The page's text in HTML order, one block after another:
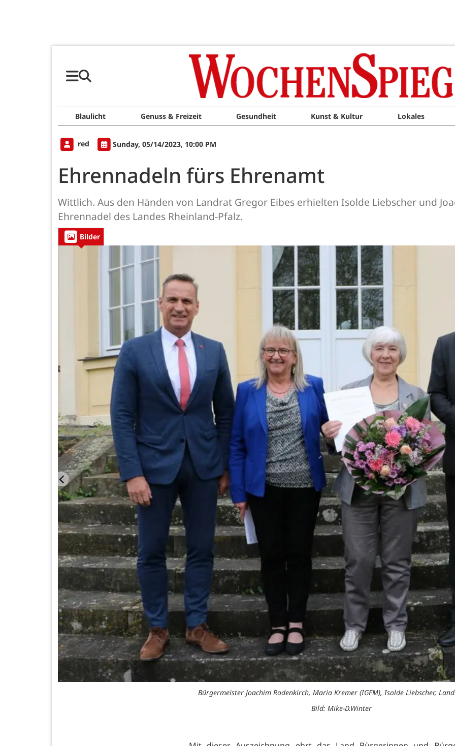
Blaulicht Genuss & Freizeit Gesundheit Kunst & Kultur Lokales
red Sunday, 05/14/2023, 10:00 PM
Ehrennadeln fürs Ehrenamt
Wittlich. Aus den Händen von Landrat Gregor Eibes erhielten Isolde Liebscher und
Ehrennadel des Landes Rheinland-Pfalz.
Bilder
Bürgermeister Joachim Rodenkirch, Maria Kremer (IGFM), Isolde Liebscher,
Bild: Mike-D.Winter